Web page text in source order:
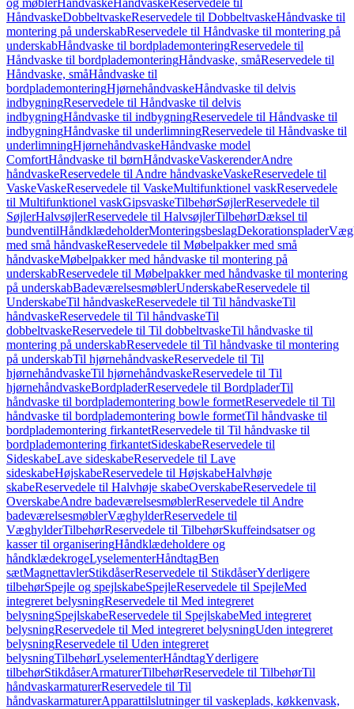
og møblerHåndvaskeHåndvaskeReservedele til
HåndvaskeDobbeltvaskeReservedele til DobbeltvaskeHåndvaske til
montering på underskabReservedele til Håndvaske til montering på
underskabHåndvaske til bordplademonteringReservedele til
Håndvaske til bordplademonteringHåndvaske, småReservedele til
Håndvaske, småHåndvaske til
bordplademonteringHjørnehåndvaskeHåndvaske til delvis
indbygningReservedele til Håndvaske til delvis
indbygningHåndvaske til indbygningReservedele til Håndvaske til
indbygningHåndvaske til underlimningReservedele til Håndvaske til
underlimningHjørnehåndvaskeHåndvaske model
ComfortHåndvaske til børnHåndvaskeVaskerenderAndre
håndvaskeReservedele til Andre håndvaskeVaskeReservedele til
VaskeVaskeReservedele til VaskeMultifunktionel vaskReservedele
til Multifunktionel vaskGipsvaskeTilbehørSøjlerReservedele til
SøjlerHalvsøjlerReservedele til HalvsøjlerTilbehørDæksel til
bundventilHåndklædeholderMonteringsbeslagDekorationsplader
med små håndvaskeReservedele til Møbelpakker med små
håndvaskeMøbelpakker med håndvaske til montering på
underskabReservedele til Møbelpakker med håndvaske til montering
på underskabBadeværelsesmøblerUnderskabeReservedele til
UnderskabeTil håndvaskeReservedele til Til håndvaskeTil
håndvaskeReservedele til Til håndvaskeTil
dobbeltvaskeReservedele til Til dobbeltvaskeTil håndvaske til
montering på underskabReservedele til Til håndvaske til montering
på underskabTil hjørnehåndvaskeReservedele til Til
hjørnehåndvaskeTil hjørnehåndvaskeReservedele til Til
hjørnehåndvaskeBordpladerReservedele til BordpladerTil
håndvaske til bordplademontering bowle formetReservedele til Til
håndvaske til bordplademontering bowle formetTil håndvaske til
bordplademontering firkantetReservedele til Til håndvaske til
bordplademontering firkantetSideskabeReservedele til
SideskabeLave sideskabeReservedele til Lave
sideskabeHøjskabeReservedele til HøjskabeHalvhøje
skabeReservedele til Halvhøje skabeOverskabeReservedele til
OverskabeAndre badeværelsesmøblerReservedele til Andre
badeværelsesmøblerVæghylderReservedele til
VæghylderTilbehørReservedele til TilbehørSkuffeindsatser og
kasser til organiseringHåndklædeholdere og
håndklædekrogeLyselementerHåndtagBen
sætMagnettavlerStikdåserReservedele til StikdåserYderligere
tilbehørSpejle og spejlskabeSpejleReservedele til SpejleMed
integreret belysningReservedele til Med integreret
belysningSpejlskabeReservedele til SpejlskabeMed integreret
belysningReservedele til Med integreret belysningUden integreret
belysningReservedele til Uden integreret
belysningTilbehørLyselementerHåndtagYderligere
tilbehørStikdåserArmaturerTilbehørReservedele til TilbehørTil
håndvaskarmaturerReservedele til Til
håndvaskarmaturerApparattilslutninger til vaskeplads, køkkenvask,